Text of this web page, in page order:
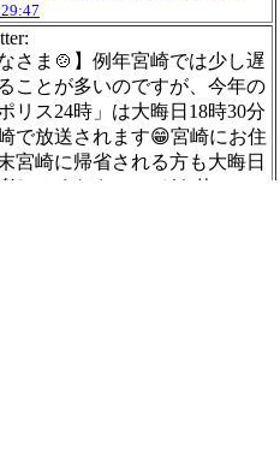
さま🍲】例年宮崎では少し遅
ことが多いのですが、今年の
リス24時」は大晦日18時30分
で放送されます😁宮崎にお住
宮崎に帰省される方も大晦日
しみください‼️ #ガキ使 #テレ